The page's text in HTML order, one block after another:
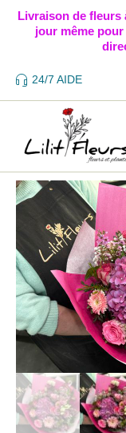
Livraison de fleurs
jour même
24/7 AIDE